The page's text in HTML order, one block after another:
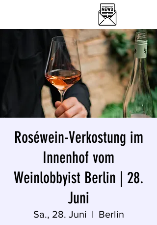
Roséwein-Verkostung im
Innenhof vom
Weinlobbyist Berlin | 28.
Juni
Sa., 28. Juni
  |
Berlin